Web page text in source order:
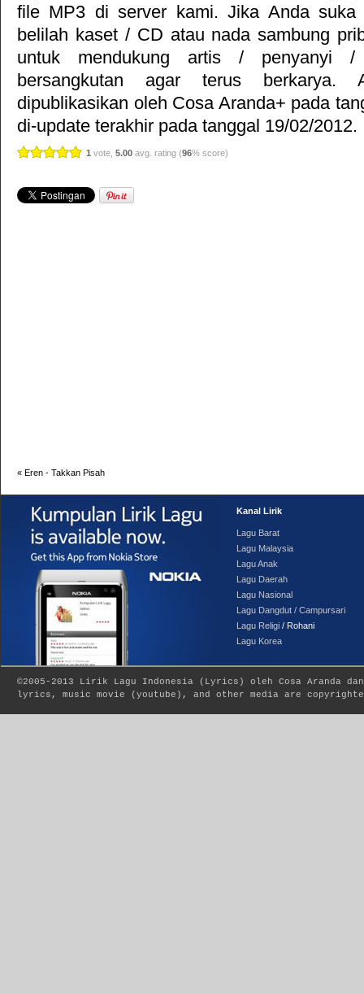
file MP3 di server kami. Jika Anda
belilah kaset / CD atau nada sambung
untuk mendukung artis / penyanyi
bersangkutan agar terus berkarya.
dipublikasikan oleh Cosa Aranda+ pada
di-update terakhir pada tanggal 19/02/2012.
1 vote, 5.00 avg. rating (96% score)
« Eren - Takkan Pisah
Kanal Lirik
Lagu Barat
Lagu Malaysia
Lagu Anak
Lagu Daerah
Lagu Nasional
Lagu Dangdut / Campursari
Lagu Religi / Rohani
Lagu Korea
©2005-2013 Lirik Lagu Indonesia ( Lyrics ) oleh Cosa Aranda
lyrics, music movie (youtube), and other media are